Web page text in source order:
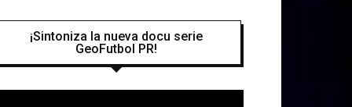
¡Sintoniza la nueva docu serie
GeoFutbol PR!